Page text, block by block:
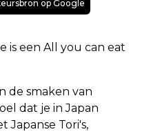
op Google
is een All you can eat
de smaken van
dat je in Japan
Japanse Tori's,